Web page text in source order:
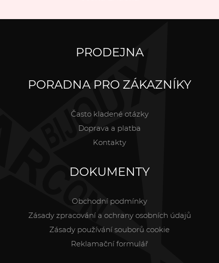
PRODEJNA
PORADNA PRO ZÁKAZNÍKY
Často kladené otázky
Doprava a platba
Kontakty
DOKUMENTY
Obchodní podmínky
Zásady zpracování a ochrany osobních údajů
Zásady používání souborů cookie
Reklamační formulář